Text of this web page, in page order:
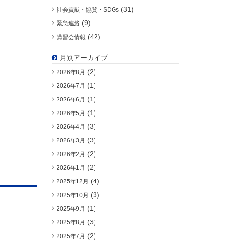
社会貢献・協賛・SDGs(31)
緊急連絡(9)
講習会情報 (42)
月別アーカイブ
2026年8月 (2)
2026年7月 (1)
2026年6月 (1)
2026年5月 (1)
2026年4月 (3)
2026年3月 (3)
2026年2月 (2)
2026年1月 (2)
2025年12月 (4)
2025年10月 (3)
2025年9月 (1)
2025年8月 (3)
2025年7月 (2)